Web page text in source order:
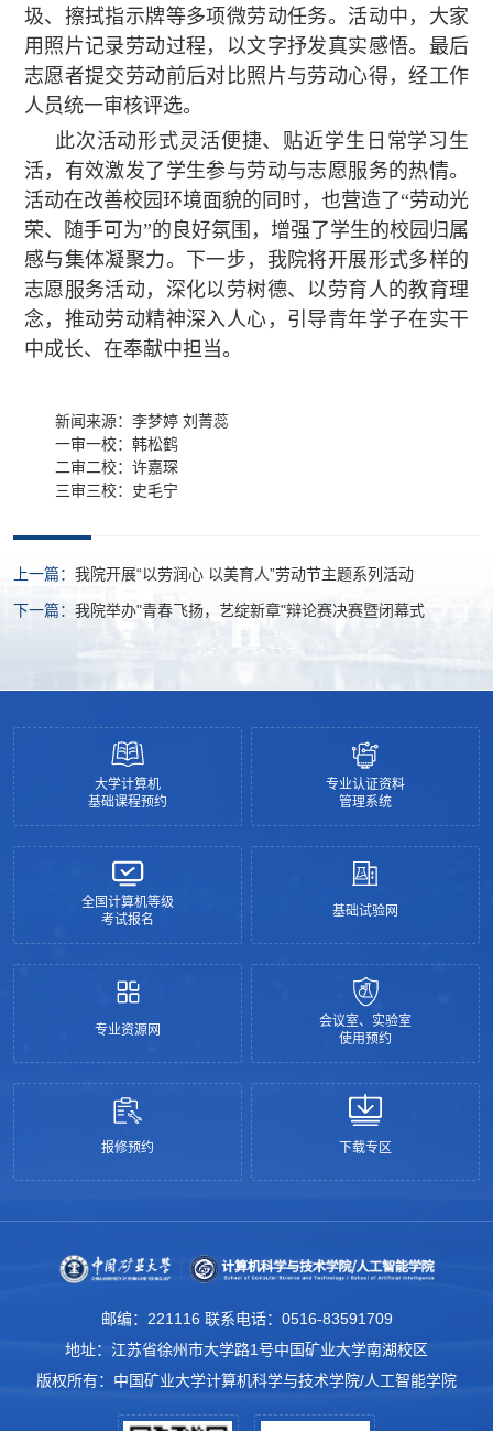
圾、擦拭指示牌等多项微劳动任务。 活动中，大家
用照片记录劳动过程，以文字抒发真实感悟。最后
志愿者提交劳动前后对比照片与劳动心得，经工作
人员统一审核评选。
此次活动形式灵活便捷、贴近学生日常学习生
活，有效激发了学生参与劳动与志愿服务的热情。
活动在改善校园环境面貌的同时，也营造了“劳动光
荣、随手可为”的良好氛围，增强了学生的校园归属
感与集体凝聚力。下一步，我院将开展形式多样的
志愿服务活动，深化以劳树德、以劳育人的教育理
念，推动劳动精神深入人心，引导青年学子在实干
中成长、在奉献中担当。
新闻来源：李梦婷 刘菁蕊
一审一校：韩松鹤
二审二校：许嘉琛
三审三校：史毛宁
上一篇： 我院开展“以劳润心 以美育人”劳动节主题系列活动
下一篇： 我院举办"青春飞扬，艺绽新章"辩论赛决赛暨闭幕式
大学计算机
基础课程预约
专业认证资料
管理系统
全国计算机等级
考试报名
基础试验网
专业资源网
会议室、实验室
使用预约
报修预约 下载专区
邮编：221116 联系电话：0516-83591709
地址：江苏省徐州市大学路1号中国矿业大学南湖校区
版权所有：中国矿业大学计算机科学与技术学院/人工智能学院